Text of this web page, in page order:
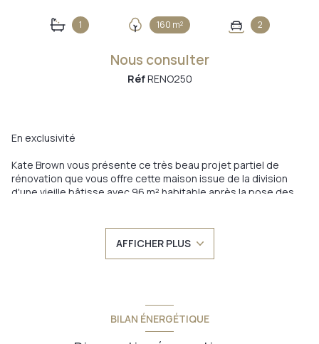
1 160 m² 2
Nous consulter
RéfRENO250
En exclusivité
Kate Brown vous présente ce très beau projet partiel de
rénovation que vous offre cette maison issue de la division
d'une vieille bâtisse avec 96 m² habitable après la pose des
60 000 euro de travaux restants incluant la cuisine et la
AFFICHER PLUS
BILAN ÉNERGÉTIQUE